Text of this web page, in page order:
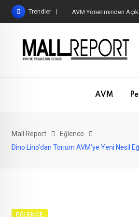
Skip
Trendler AVM Yönetiminden
AVM
Mall Report
Eğlence
Dino Lino’dan Torıum AVM’ye Yeni Nesil
EĞLENCE